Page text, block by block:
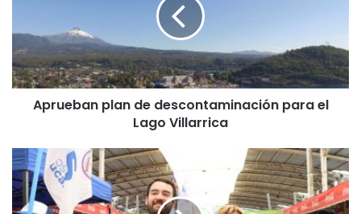
b
a
n
p
e
d
e
Aprueban plan de descontaminación para el
Lago Villarrica
E
x
g
o